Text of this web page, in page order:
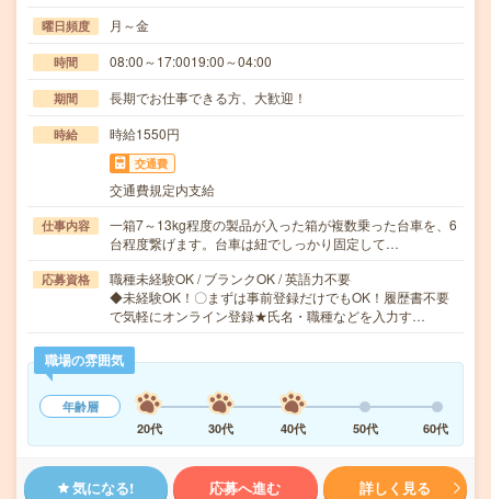
曜日頻度 月～金
時間 08:00～17:0019:00～04:00
期間 長期でお仕事できる方、大歓迎！
時給 時給1550円
交通費
交通費規定内支給
仕事内容
一箱7～13kg程度の製品が入った箱が複数乗った台車を、6
台程度繋げます。台車は紐でしっかり固定して…
応募資格
職種未経験OK / ブランクOK / 英語力不要
◆未経験OK！〇まずは事前登録だけでもOK！履歴書不要
で気軽にオンライン登録★氏名・職種などを入力す…
職場の雰囲気
年齢層
20代
30代 40代 50代 60代
気になる! 応募へ進む 詳しく見る